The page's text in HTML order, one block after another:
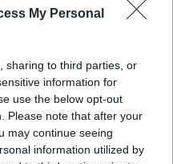
My Personal
sharing to third parties, or
information for
use the below opt-out
Please note that after your
may continue seeing
information utilized by
chiuse ancora fino a
classifica delle mete più